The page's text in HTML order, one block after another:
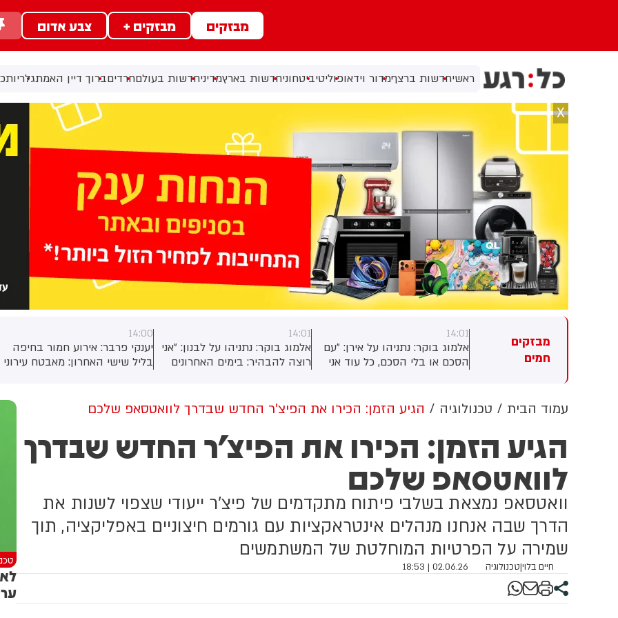
מבזקים מבזקים + צבע אדום
ראשיחדשות ברצףמדור וידאופוליטיביטחוניחדשות בארץמדיניחדשות בעולםחרדיםברוך דיין האמתגלריות
X
מבזקים
חמים
רביד: בית החולים רמב"ם על
של משפחות החיילים
"בבית החולים ניתן
ובוודאי לחיילי צה"ל,
ומתחקרים לעומק פניות
זה. לאחר בירור האירוע, אנו
טענות ליחס לא הולם
14:01
אלמוג בוקר: נתניהו על אירן: ״עם
הסכם או בלי הסכם, כל עוד אני
היקרה שלנו, המדינה של כולנו,
הקיום של ישראל, אינו עומד
14:01
אלמוג בוקר: נתניהו על לבנון: ״אני
רוצה להבהיר: בימים האחרונים
טאהר. אני לא יכול לפרט את זה.
אנחנו בתוך פעילות חשובה
מאוד. אנחנו עובדים בשום שכל
ובתבונה. גם בנחישות וגם
14:00
יענקי פרבר: אירוע חמור בחיפה
בליל שישי האחרון: מאבטח עירוני
מעשר משפחות וילדים קטנים,
במשך כשעה, עד שהמשטרה
הוזעקה למקום וחילצה אותן
עמוד הבית טכנולוגיה הגיע הזמן: הכירו את הפיצ'ר החדש שבדרך לוואטסאפ שלכם
הגיע הזמן: הכירו את הפיצ'ר החדש שבדרך
לוואטסאפ שלכם
וואטסאפ נמצאת בשלבי פיתוח מתקדמים של פיצ'ר ייעודי שצפוי לשנות את
הדרך שבה אנחנו מנהלים אינטראקציות עם גורמים חיצוניים באפליקציה, תוך
שמירה על הפרטיות המוחלטת של המשתמשים
חיים בלוי|טכנולוגיה 02.06.26 | 18:53